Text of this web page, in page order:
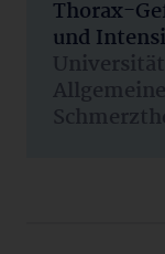
Thorax-
und